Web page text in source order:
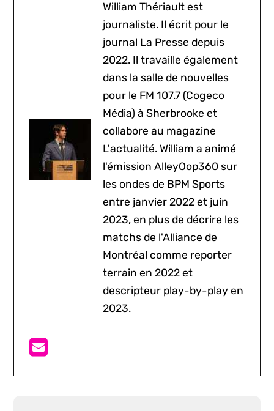
William Thériault est
journaliste. Il écrit pour le
journal La Presse depuis
2022. Il travaille également
dans la salle de nouvelles
pour le FM 107.7 (Cogeco
Média) à Sherbrooke et
collabore au magazine
L'actualité. William a animé
l'émission AlleyOop360 sur
les ondes de BPM Sports
entre janvier 2022 et juin
2023, en plus de décrire les
matchs de l'Alliance de
Montréal comme reporter
terrain en 2022 et
descripteur play-by-play en
2023.